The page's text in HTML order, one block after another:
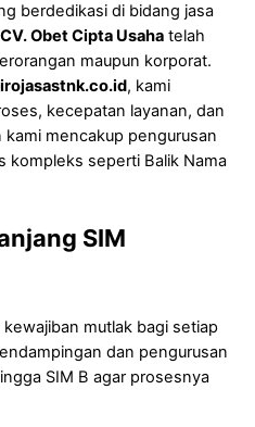
berdedikasi di bidang jasa
CV. Obet Cipta Usaha telah
maupun korporat.
, kami
kecepatan layanan, dan
mencakup pengurusan
kompleks seperti Balik Nama
SIM
mutlak bagi setiap
dan pengurusan
SIM B agar prosesnya